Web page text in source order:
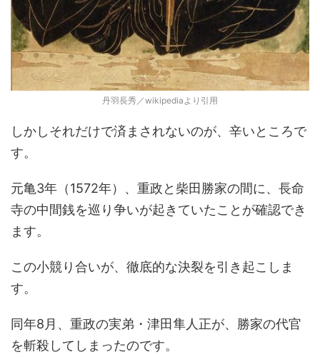
丹羽長秀／wikipediaより引用
しかしそれだけで済まされないのが、辛いところで
す。
元亀3年（1572年）、重政と柴田勝家の間に、長命
寺の中間銭を巡り争いが起きていたことが確認でき
ます。
この小競り合いが、徹底的な決裂を引き起こしま
す。
同年8月、重政の実弟・津田隼人正が、勝家の代官
を斬殺してしまったのです。